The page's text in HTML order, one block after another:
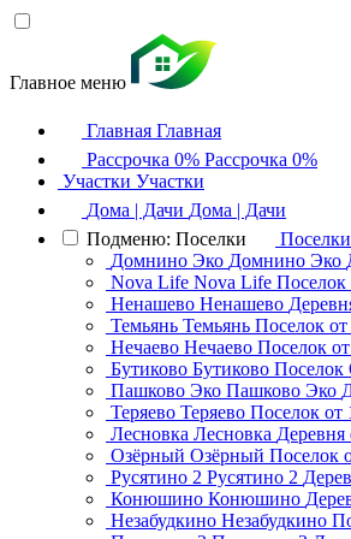
Главное меню
Главная Главная
Рассрочка 0% Рассрочка 0%
Участки Участки
Дома | Дачи Дома | Дачи
Подменю: Поселки
Поселки
Домнино Эко Домнино Эко
Nova Life Nova Life Поселок
Ненашево Ненашево
Темьянь Темьянь Поселок
Нечаево Нечаево Поселок
Бутиково Бутиково Поселок
Пашково Эко Пашково Эко
Теряево Теряево Поселок от
Лесновка Лесновка Деревня
Озёрный Озёрный Поселок
Русятино 2 Русятино 2
Конюшино Конюшино
Незабудкино Незабудкино